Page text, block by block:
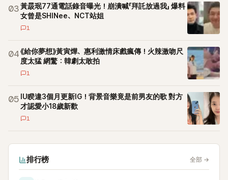
03黃晸珉77通電話錄音曝光！崩潰喊「拜託放過我」 爆料
女曾是SHINee、NCT站姐
1
04《給你夢想》黃寅燁、惠利激情床戲瘋傳！火辣激吻尺
度太猛 網驚：韓劇太敢拍
1
05 IU睽違3個月更新IG！背景音樂竟是前男友的歌 對方
才認愛小18歲新歡
1
排行榜 全部 →